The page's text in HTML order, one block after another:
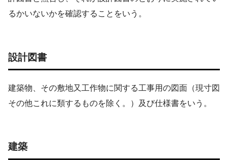
るかいないかを確認することをいう。
設計図書
建築物、その敷地又工作物に関する工事用の図面（現寸図
その他これに類するものを除く。）及び仕様書をいう。
建築